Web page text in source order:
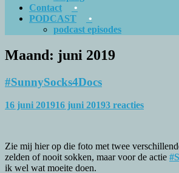
Contact
PODCAST
podcast episodes
Maand: juni 2019
#SunnySocks4Docs
16 juni 201916 juni 20193 reacties
Zie mij hier op die foto met twee
zelden of nooit sokken, maar voor de actie
ik wel wat moeite doen.